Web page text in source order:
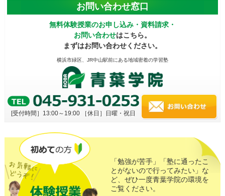
お問い合わせ窓口
無料体験授業のお申し込み・資料請求・
お問い合わせはこちら。
まずはお問い合わせください。
横浜市緑区、JR中山駅前にある地域密着の学習塾
[受付時間］13:00～19:00 ［休日］日曜・祝日
「勉強が苦手」「塾に通ったこ
とがないので行ってみたい」な
ど、ぜひ一度青葉学院の環境を
ご覧ください。